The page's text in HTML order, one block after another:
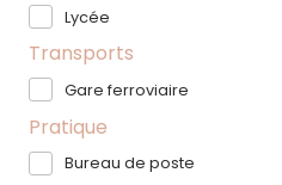
Lycée
Transports
Gare ferroviaire
Pratique
Bureau de poste